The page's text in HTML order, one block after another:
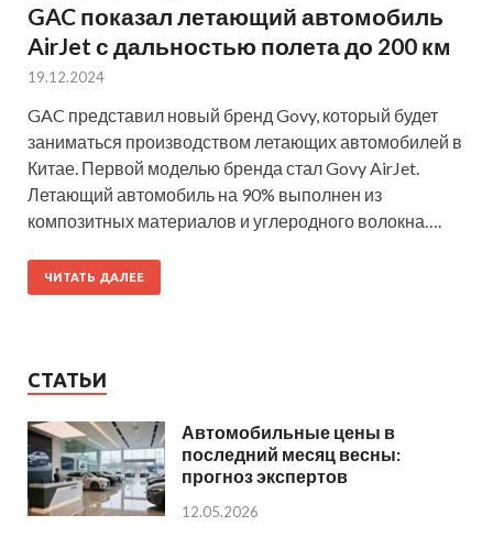
GAC показал летающий автомобиль
AirJet с дальностью полета до 200 км
19.12.2024
GAC представил новый бренд Govy, который будет
заниматься производством летающих автомобилей в
Китае. Первой моделью бренда стал Govy AirJet.
Летающий автомобиль на 90% выполнен из
композитных материалов и углеродного волокна….
ЧИТАТЬ ДАЛЕЕ
СТАТЬИ
Автомобильные цены в
последний месяц весны:
прогноз экспертов
12.05.2026